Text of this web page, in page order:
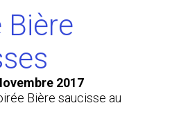
Bière
2017
Bière saucisse au